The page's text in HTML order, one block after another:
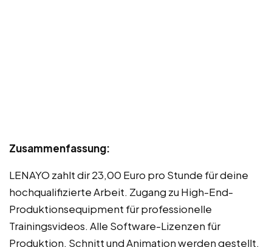
Zusammenfassung:
LENAYO zahlt dir 23,00 Euro pro Stunde für deine
hochqualifizierte Arbeit. Zugang zu High-End-
Produktionsequipment für professionelle
Trainingsvideos. Alle Software-Lizenzen für
Produktion, Schnitt und Animation werden gestellt.